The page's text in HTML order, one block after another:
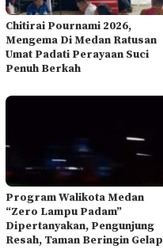
Chitirai Pournami 2026,
Mengema Di Medan Ratusan
Umat Padati Perayaan Suci
Penuh Berkah
Program Walikota Medan
“Zero Lampu Padam”
Dipertanyakan, Pengunjung
Resah, Taman Beringin Gelap